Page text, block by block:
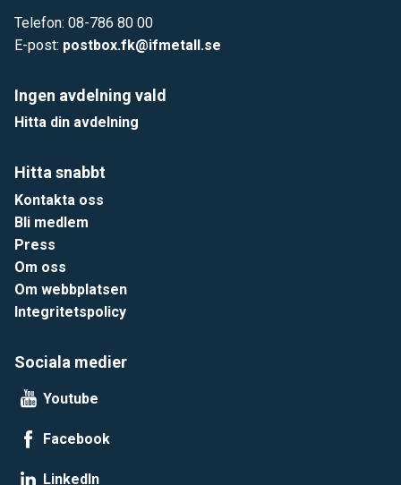
Telefon: 08-786 80 00
E-post: postbox.fk@ifmetall.se
Ingen avdelning vald
Hitta din avdelning
Hitta snabbt
Kontakta oss
Bli medlem
Press
Om oss
Om webbplatsen
Integritetspolicy
Sociala medier
Youtube
Facebook
LinkedIn